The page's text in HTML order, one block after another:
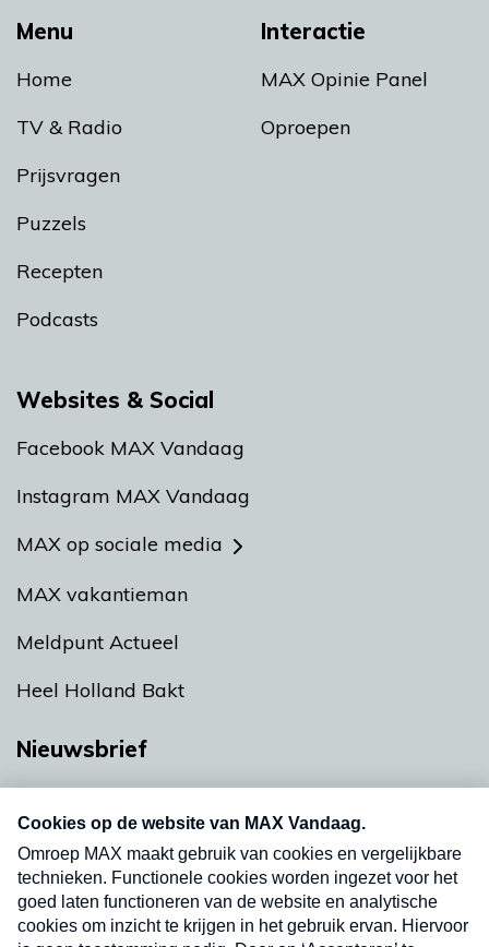
Menu
Home
TV & Radio
Prijsvragen
Puzzels
Recepten
Podcasts
Interactie
MAX Opinie Panel
Oproepen
Websites & Social
Facebook MAX Vandaag
Instagram MAX Vandaag
MAX op sociale media
MAX vakantieman
Meldpunt Actueel
Heel Holland Bakt
Nieuwsbrief
nieuwsbrief. Elke vrijdag- en dinsdagochtend in
uw mailbox.
Verzend